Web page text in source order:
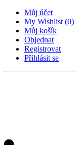
Můj účet
My Wishlist (0)
Můj košík
Objednat
Registrovat
Přihlásit se